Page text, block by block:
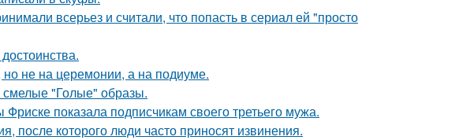
всерьез и считали, что попасть в сериал ей "просто
не на церемонии, а на подиуме.
"Голые" образы.
показала подписчикам своего третьего мужа.
после которого люди часто приносят извинения.